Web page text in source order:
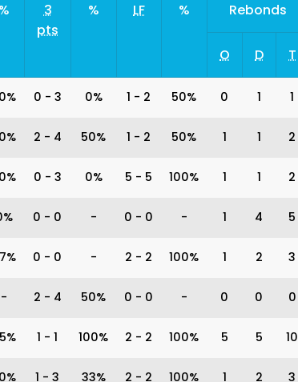
%
3
pts
% LF % Rebonds
O D T
0 - 3 0% 1 - 2 50% 0 1 1
2 - 4 50% 1 - 2 50% 1 1 2
0 - 3 0% 5 - 5 100% 1 1 2
0 - 0 - 0 - 0 - 1 4 5
0 - 0 - 2 - 2 100% 1 2 3
- 2 - 4 50% 0 - 0 - 0 0 0
1 - 1 100% 2 - 2 100% 5 5 10
1 - 3 33% 2 - 2 100% 1 2 3